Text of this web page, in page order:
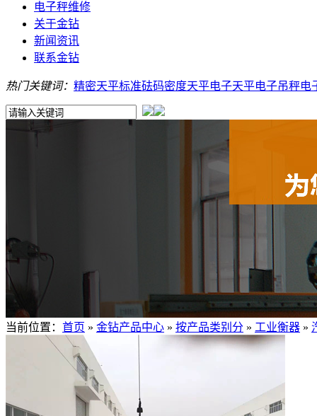
电子秤维修
关于金钻
新闻资讯
联系金钻
热门关键词： 精密天平标准砝码密度天平电子天平电子吊秤电
当前位置： 首页 » 金钻产品中心 » 按产品类别分 » 工业衡器 »